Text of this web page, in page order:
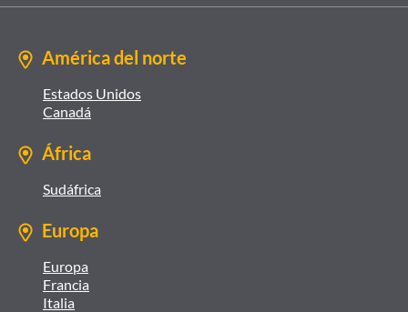
América del norte
Estados Unidos
Canadá
África
Sudáfrica
Europa
Europa
Francia
Italia